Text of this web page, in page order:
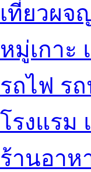
เที่ยวผจ
หมู่เกาะ
รถไฟ ร
โรงแรม
ร้านอาห